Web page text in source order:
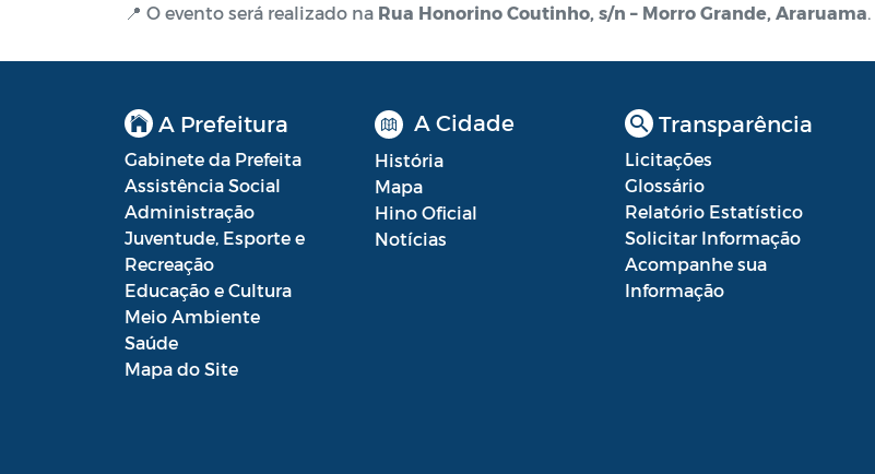
📍 O evento será realizado na Rua Honorino Coutinho, s/n – Morro Grande, Araruama
A Prefeitura
Gabinete da Prefeita
Assistência Social
Administração
Juventude, Esporte e
Recreação
Educação e Cultura
Meio Ambiente
Saúde
Mapa do Site
A Cidade
História
Mapa
Hino Oficial
Notícias
Transparência
Licitações
Glossário
Relatório Estatístico
Solicitar Informação
Acompanhe sua
Informação